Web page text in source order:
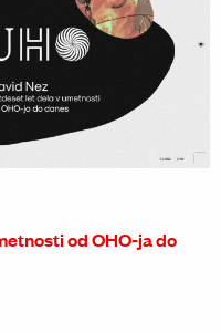
od OHO-ja do